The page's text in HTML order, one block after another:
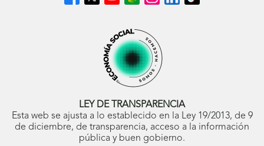
en
en
ventana
nueva)
en
abrirá
en
ventana
nueva)
en
Blog
ONCE
(se
abrirá
en
ventana
en
abrirá
en
ventana
nueva)
en
en
LEY DE TRANSPARENCIA
Esta web se ajusta a lo establecido en la Ley 19/2013, de 9
de diciembre, de transparencia, acceso a la información
pública y buen gobierno.